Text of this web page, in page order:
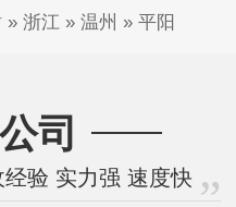
» 浙江 » 温州 » 平阳
司
验 实力强 速度快